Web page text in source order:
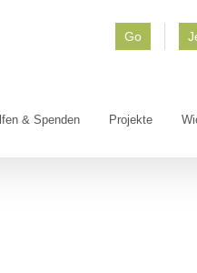
Go
& Spenden Projekte